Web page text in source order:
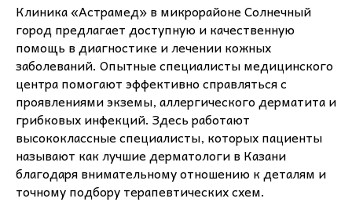
Клиника «Астрамед» в микрорайоне Солнечный
город предлагает доступную и качественную
помощь в диагностике и лечении кожных
заболеваний. Опытные специалисты медицинского
центра помогают эффективно справляться с
проявлениями экземы, аллергического дерматита и
грибковых инфекций. Здесь работают
высококлассные специалисты, которых пациенты
называют как лучшие дерматологи в Казани
благодаря внимательному отношению к деталям и
точному подбору терапевтических схем.